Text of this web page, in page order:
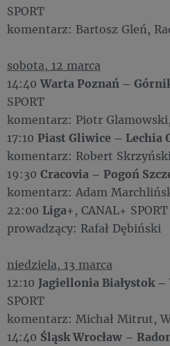
SPORT
komentarz: Bartosz Gleń,
sobota, 12 marca
14:40Warta Poznań –
SPORT
komentarz: Piotr
17:10 Piast Gliwice – Lechia
komentarz: Robert
19:30 Cracovia – Pogoń
komentarz: Adam
22:00 Liga+, CANAL+ SPORT
prowadzący: Rafał Dębiński
niedziela, 13 marca
12:10 Jagiellonia Białystok –
SPORT
komentarz: Michał Mitrut,
14:40 Śląsk Wrocław –